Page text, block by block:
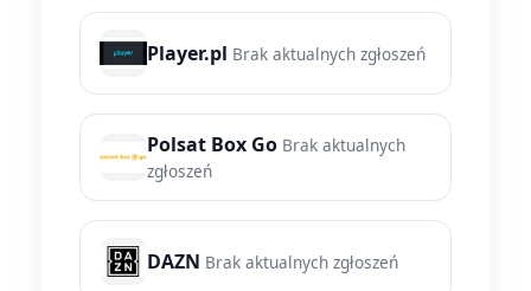
Player.pl Brak aktualnych zgłoszeń
Polsat Box Go Brak aktualnych
zgłoszeń
DAZN Brak aktualnych zgłoszeń